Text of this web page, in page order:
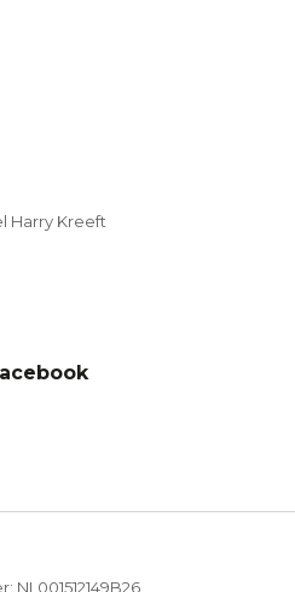
Harry Kreeft
NL001512149B26